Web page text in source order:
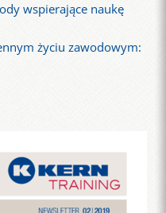
wspierające naukę
życiu zawodowym: